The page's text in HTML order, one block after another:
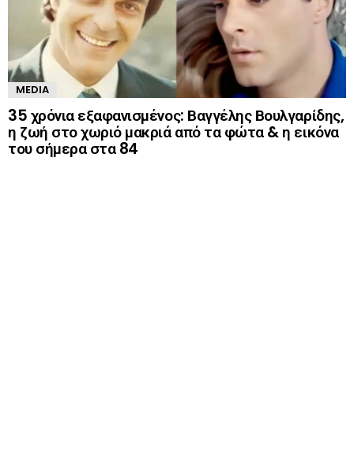
MEDIA
35 χρόνια εξαφανισμένος: Βαγγέλης Βουλγαρίδης,
η ζωή στο χωριό μακριά από τα φώτα & η εικόνα
του σήμερα στα 84